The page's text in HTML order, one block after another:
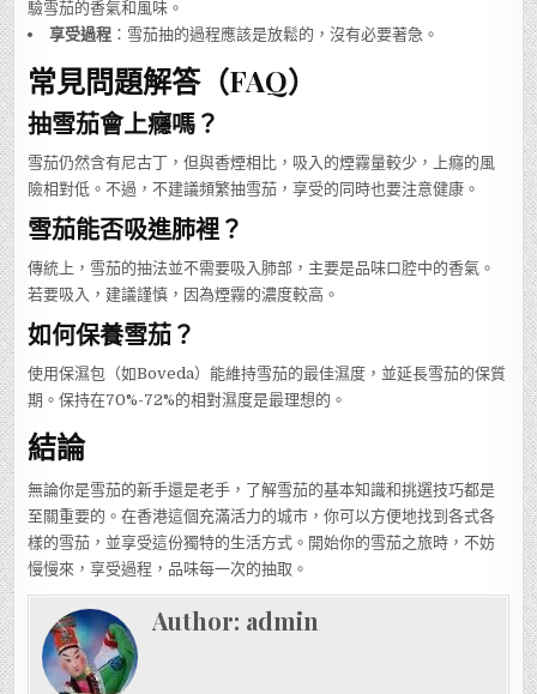
驗雪茄的香氣和風味。
享受過程 ：雪茄抽的過程應該是放鬆的，沒有必要著急。
常見問題解答（FAQ）
抽雪茄會上癮嗎？
雪茄仍然含有尼古丁，但與香煙相比，吸入的煙霧量較少，上癮的風
險相對低。不過，不建議頻繁抽雪茄，享受的同時也要注意健康。
雪茄能否吸進肺裡？
傳統上，雪茄的抽法並不需要吸入肺部，主要是品味口腔中的香氣。
若要吸入，建議謹慎，因為煙霧的濃度較高。
如何保養雪茄？
使用保濕包（如Boveda）能維持雪茄的最佳濕度，並延長雪茄的保質
期。保持在70%-72%的相對濕度是最理想的。
結論
無論你是雪茄的新手還是老手，了解雪茄的基本知識和挑選技巧都是
至關重要的。在香港這個充滿活力的城市，你可以方便地找到各式各
樣的雪茄，並享受這份獨特的生活方式。開始你的雪茄之旅時，不妨
慢慢來，享受過程，品味每一次的抽取。
Author: admin